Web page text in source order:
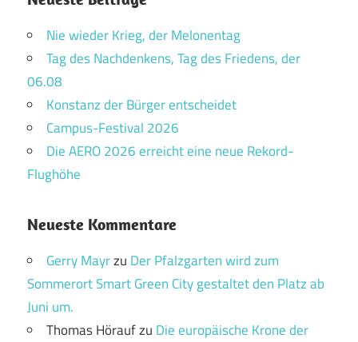
Nie wieder Krieg, der Melonentag
Tag des Nachdenkens, Tag des Friedens, der
06.08
Konstanz der Bürger entscheidet
Campus-Festival 2026
Die AERO 2026 erreicht eine neue Rekord-
Flughöhe
Neueste Kommentare
Gerry Mayrzu Der Pfalzgarten wird zum
Sommerort Smart Green City gestaltet den Platz ab
Juni um.
Thomas Höraufzu Die europäische Krone der